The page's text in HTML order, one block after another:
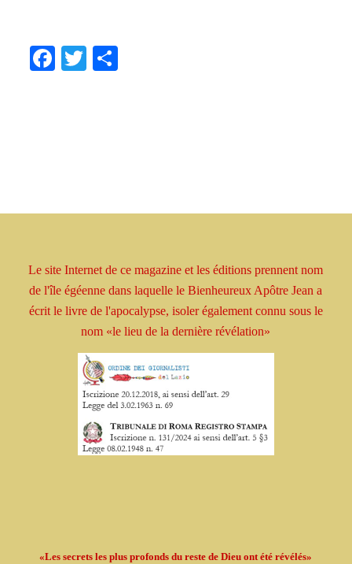
Facebook
Twitter
Le site Internet de ce magazine et les éditions prennentnom
de l'île égéenne dans laquelle le Bienheureux ApôtreJean a
écrit le livre de l'apocalypse, isolerégalement connu sous le
nom «le lieu de la dernière révélation»
«Les secrets les plus profonds du reste de Dieu ont été révélés»